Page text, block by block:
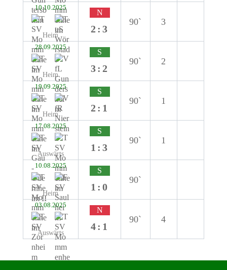
10.10.2025
Heim
N
2:3
90` 3
28.09.2025
Heim
S
3:2
90` 2
19.09.2025
Heim
S
2:1
90` 1
17.08.2025
Auswärts
S
1:3
90` 1
10.08.2025
Heim
S
1:0
90`
03.08.2025
Auswärts
N
4:1
90` 4